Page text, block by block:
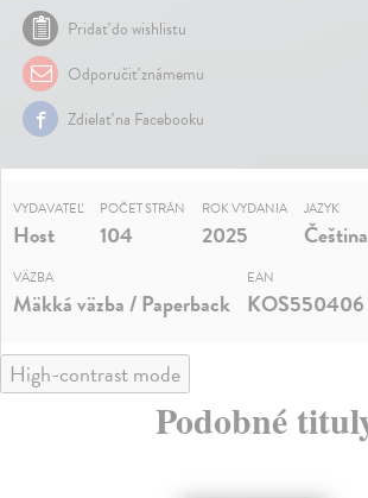
Pridať do wishlistu
Odporučiť známemu
Zdielať na Facebooku
VYDAVATEĽ
Host
POČET STRÁN
104
ROK VYDANIA
2025
JAZYK
Čeština
VÄZBA
Mäkká väzba / Paperback
EAN
KOS550406
High-contrast mode
Podobné